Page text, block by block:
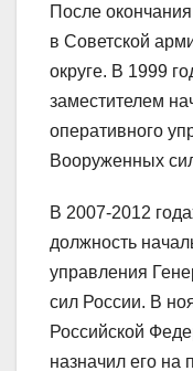
После
в Советской
округе. В 1999
заместителем
оперативного
Вооруженных
В 2007-2012
должность
управления
сил России. В
Российской
назначил его на